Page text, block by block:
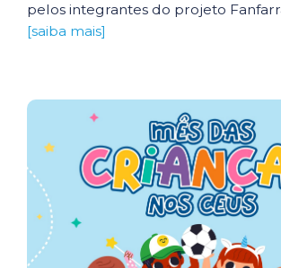
pelos integrantes do projeto
[saiba mais]